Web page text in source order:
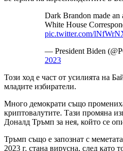
Dark Brandon made an
White House
pic.twitter.com/
— President Biden
2023
Този ход е част от усилията на
младите избиратели.
Много демократи също
криптовалутите. Тази промяна
Доналд Тръмп за нея, който се
Тръмп също е запознат с
2023 г. стана вирусна, след като